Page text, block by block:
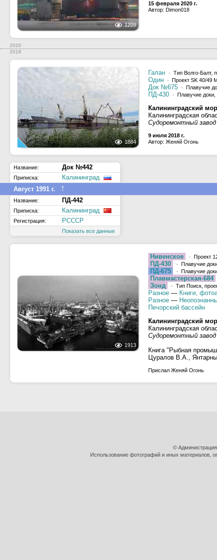
1209
15 февраля 2020 г.
Автор: Dimon018
2020
2018
1884
Галан · Тип Волго-Балт,
Один · Проект SK 40/49
Док №675 · Плавучие
ПД-430 · Плавучие доки,
Калининградский
Калининградская
Судоремонтный завод
9 июля 2018 г.
Автор: Женяй Огонь
Название: Док №442
Приписка:
Калининград
Август 1991 г.
↑
Название: ПД-442
Приписка: Калининград
Регистрация: РСССР
Показать все данные
1913
Нивенское · Проект
ПД-430 · Плавучие
ПД-675 · Плавучие
Плавмастерская-684
Зонд
· Тип Поиск,
Разное — Книги,
Разное —
Печорский бассейн
Калининградский
Калининградская
Судоремонтный завод
Книга "Рыбная
Цуралов В.А.,
Прислал Женяй Огонь
©
Использование фотографий и иных материалов,